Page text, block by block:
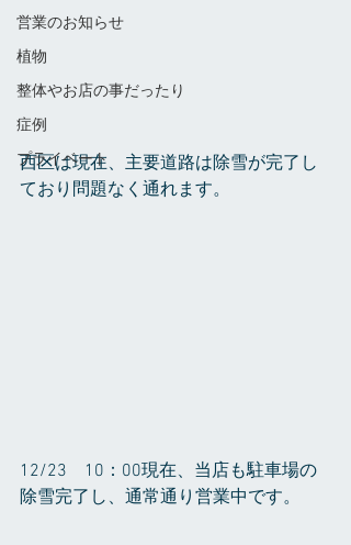
営業のお知らせ
植物
整体やお店の事だったり
症例
プライベート
西区は現在、主要道路は除雪が完了し
ており問題なく通れます。
12/23　10：00現在、当店も駐車場の
除雪完了し、通常通り営業中です。